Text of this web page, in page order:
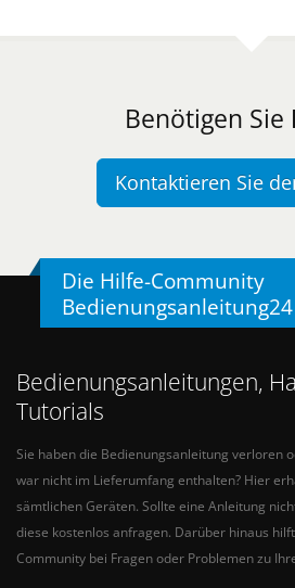
Benötigen Sie
Kontaktieren Sie
Die Hilfe-Community
Bedienungsanleitung24
Bedienungsanleitungen,
Tutorials
Sie haben die Bedienungsanleitung verloren
war nicht im Lieferumfang enthalten? Hier
sämtlichen Geräten. Sollte eine Anleitung
diese kostenlos anfragen. Darüber hinaus
Community bei Fragen oder Problemen zu